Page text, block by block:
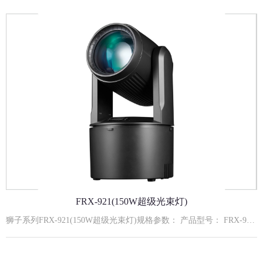
FRX-921(150W超级光束灯)
狮子系列FRX-921(150W超级光束灯)规格参数： 产品型号： FRX-921输入电压： AC110-240V,50/60Hz额定功率： 150W额定寿命： 约50000小时主要功能： 高穿透力光束 ；18蜂窝棱镜旋转效果 ；9+1图案/颜色流畅切换系统光源组成： 150W白光特定灯珠通讯信号： 标准DMX512信号；RJ45接口控制模式： 默认DMX512模式、自走模式、主从模式、声控模式外壳材质： VO级无卤阻燃机身工作环境： 室内使用冷却方式： 强制风冷水平扫描： 水平旋转最大角度540度垂直扫描： 垂直旋转最大角度180度 安装方式： 建议安装方式： 嵌入式安装(加固吊顶结构)嵌入式安装开孔尺寸：φ230×H110mmAddrA001-A512512地址设置CHnd12CH12通道设置SLndAuto主机自走模式Soun主机声控模式dNh控台模式rPANnoX电机正转YESX电机反转rTiLnoY电机正转YESY电机反转SEnS0-99声控灵敏度体调节LEdOFF5秒后灭屏ON屏幕一直开启dISPno显示反向YES显示正向C000温度显示rESTYES复位12通道功能DMX数值描述1X轴0-2552X轴微调0-2553Y轴0-2554Y轴微调0-2555X Y轴速度0-255速度由快到慢6图案白光0-255图案调光从暗到亮7图案频闪0-9无功能10-255同步频闪速度由慢到快（1HZ25HZ）8色盘0--10白光11--21颜色122--32颜色233--43颜色344--54颜色455--65颜色566--76颜色677--127颜色7128-255颜色自走9图案盘0-15过光孔16-23图案124-31图案232-39图案340-47图案447-55图案556-63图案664-127图案7128-255自走10棱镜0-7关闭棱镜8-127打开棱镜128-255棱镜自转由慢到快11宏功能0-49无50-149自走,由快到慢150-255声控12复位0-240无功能241-255复位,5s有效。